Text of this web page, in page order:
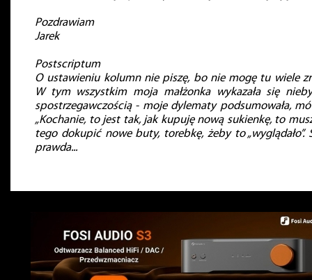
Pozdrawiam
Jarek
Postscriptum
O ustawieniu kolumn nie piszę, bo nie mogę tu wiele
W tym wszystkim moja małżonka wykazała się
spostrzegawczością - moje dylematy podsumowała,
„Kochanie, to jest tak, jak kupuję nową sukienkę, to
tego dokupić nowe buty, torebkę, żeby to „wyglądało”.
prawda...